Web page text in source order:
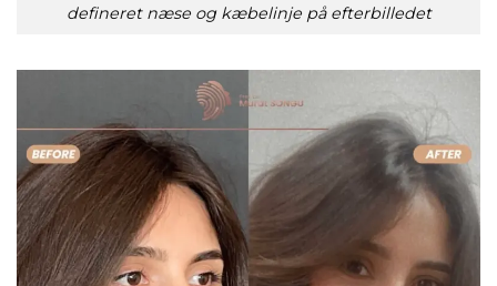
defineret næse og kæbelinje på efterbilledet